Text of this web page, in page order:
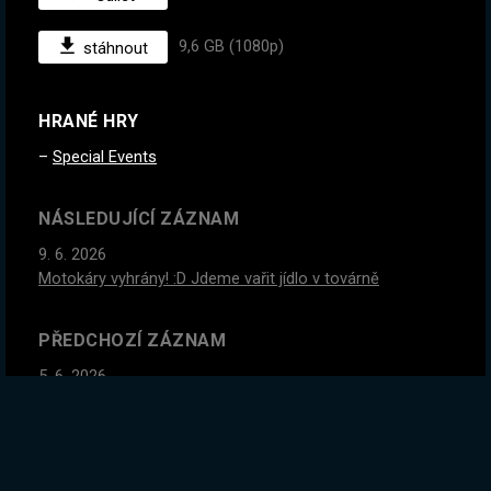
stáhnout 9,6 GB (1080p)
HRANÉ HRY
Special Events
NÁSLEDUJÍCÍ ZÁZNAM
9. 6. 2026
Motokáry vyhrány! :D Jdeme vařit jídlo v továrně
PŘEDCHOZÍ ZÁZNAM
5. 6. 2026